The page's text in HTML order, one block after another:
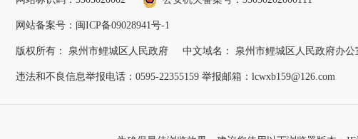
网站备案号：闽ICP备09028941号-1
版权所有： 泉州市鲤城区人民政府 中文域名： 泉州市鲤城区人民政府办公
违法和不良信息举报电话：0595-22355159 举报邮箱：lcwxb159@126.com